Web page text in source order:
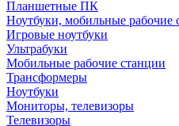
Планшетные ПК
Ноутбуки, мобильные рабочие
Игровые ноутбуки
Ультрабуки
Мобильные рабочие станции
Трансформеры
Ноутбуки
Мониторы, телевизоры
Телевизоры